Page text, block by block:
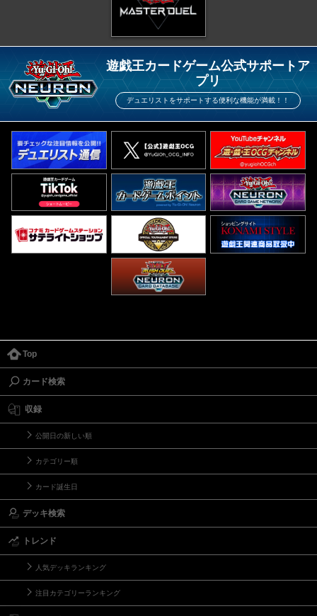
遊戯王カードゲーム公式サポートア
プリ
デュエリストをサポートする便利な機能が満載！！
Top
カード検索
収録
公開日の新しい順
カテゴリー順
カード誕生日
デッキ検索
トレンド
人気デッキランキング
注目カテゴリーランキング